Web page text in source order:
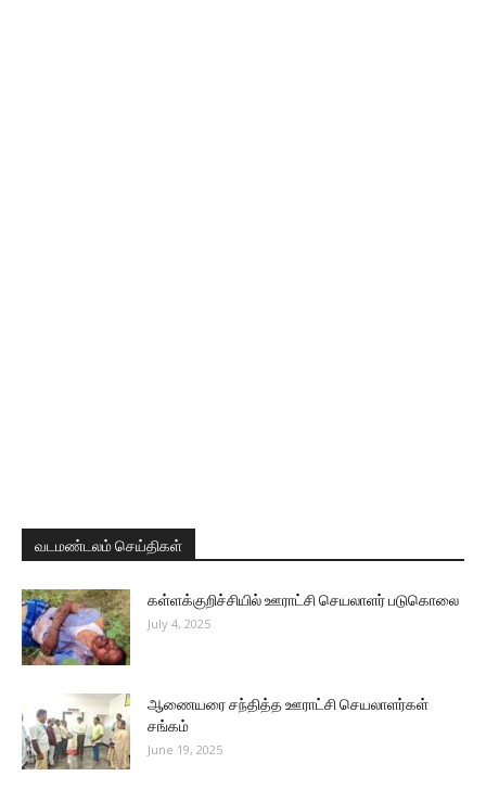
வடமண்டலம் செய்திகள்
கள்ளக்குறிச்சியில் ஊராட்சி செயலாளர் படுகொலை
July 4, 2025
ஆணையரை சந்தித்த ஊராட்சி செயலாளர்கள்
சங்கம்
June 19, 2025